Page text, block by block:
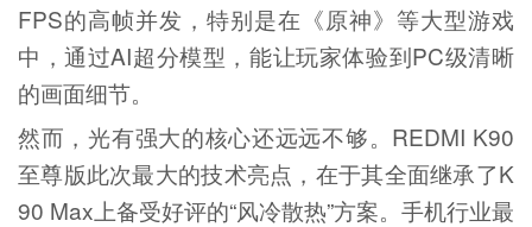
FPS的高帧并发，特别是在《原神》等大型游戏
中，通过AI超分模型，能让玩家体验到PC级清晰
的画面细节。
然而，光有强大的核心还远远不够。REDMI K90
至尊版此次最大的技术亮点，在于其全面继承了K
90 Max上备受好评的“风冷散热”方案。手机行业最